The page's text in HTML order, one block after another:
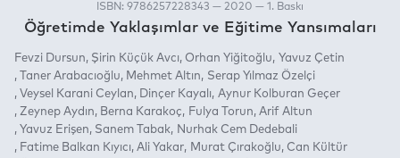
ISBN: 9786257228343 — 2020 — 1. Baskı
Öğretimde Yaklaşımlar ve Eğitime Yansımaları
Fevzi Dursun Şirin Küçük Avcı Orhan Yiğitoğlu
Yavuz Çetin
Taner Arabacıoğlu
Mehmet Altın
Serap Yılmaz Özelçi
Veysel Karani Ceylan
Dinçer Kayalı
Aynur Kolburan Geçer
Zeynep Aydın
Berna Karakoç Fulya Torun Arif Altun
Yavuz Erişen
Sanem Tabak
Nurhak Cem Dedebali
Fatime Balkan Kıyıcı Ali Yakar Murat Çırakoğlu
Can Kültür